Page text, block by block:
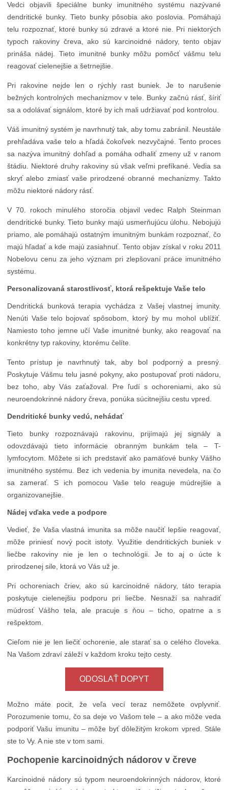
Vedci objavili špeciálne bunky imunitného systému nazývané
dendritické bunky. Tieto bunky pôsobia ako poslovia. Pomáhajú
telu rozpoznať, ktoré bunky sú zdravé a ktoré nie. Pri niektorých
typoch rakoviny čreva, ako sú karcinoidné nádory, tento objav
prináša nádej. Tieto imunitné bunky môžu pomôcť vášmu telu
reagovať cielenejšie a šetrnejšie.
Pri rakovine nejde len o rýchly rast buniek. Je to narušenie
bežných kontrolných mechanizmov v tele. Bunky začnú rásť, šíriť
sa a odolávať signálom, ktoré by ich mali udržiavať pod kontrolou.
Váš imunitný systém je navrhnutý tak, aby tomu zabránil. Neustále
prehľadáva vaše telo a hľadá čokoľvek nezvyčajné. Tento proces
sa nazýva imunitný dohľad a pomáha odhaliť zmeny už v ranom
štádiu. Niektoré druhy rakoviny sú však veľmi prefíkané. Vedia sa
skryť alebo zmiasť vaše prirodzené obranné mechanizmy. Takto
môžu niektoré nádory rásť.
V 70. rokoch minulého storočia objavil vedec Ralph Steinman
dendritické bunky. Tieto bunky majú usmerňujúcu úlohu. Nebojujú
priamo, ale pomáhajú ostatným imunitným bunkám rozpoznať, čo
majú hľadať a kde majú zasiahnuť. Tento objav získal v roku 2011
Nobelovu cenu za jeho význam pri zlepšovaní práce imunitného
systému.
Personalizovaná starostlivosť, ktorá rešpektuje Vaše telo
Dendritická bunková terapia vychádza z Vašej vlastnej imunity.
Nenúti Vaše telo bojovať spôsobom, ktorý by mu mohol ublížiť.
Namiesto toho jemne učí Vaše imunitné bunky, ako reagovať na
konkrétny typ rakoviny, ktorému čelíte.
Tento prístup je navrhnutý tak, aby bol podporný a presný.
Poskytuje Vášmu telu jasné pokyny, ako postupovať proti nádoru,
bez toho, aby Vás zaťažoval. Pre ľudí s ochoreniami, ako sú
neuroendokrinné nádory čreva, ponúka súcitnejšiu cestu vpred.
Dendritické bunky vedú, nehádať
Tieto bunky rozpoznávajú rakovinu, prijímajú jej signály a
odovzdávajú tieto informácie obranným bunkám tela – T-
lymfocytom. Môžete si ich predstaviť ako pamäťové bunky Vášho
imunitného systému. Bez ich vedenia by imunita nevedela, na čo
sa zamerať. S ich pomocou Vaše telo reaguje múdrejšie a
organizovanejšie.
Nádej vďaka vede a podpore
Vedieť, že Vaša vlastná imunita sa môže naučiť lepšie reagovať,
môže priniesť nový pocit istoty. Využitie dendritických buniek v
liečbe rakoviny nie je len o technológii. Je to aj o úcte k
prirodzenej sile, ktorá vo Vás už je.
Pri ochoreniach čriev, ako sú karcinoidné nádory, táto terapia
poskytuje cielenejšiu podporu pri liečbe. Nesnaží sa nahradiť
múdrosť Vášho tela, ale pracuje s ňou – ticho, opatrne a s
rešpektom.
Cieľom nie je len liečiť ochorenie, ale starať sa o celého človeka.
Na Vašom zdraví záleží v každom kroku tejto cesty.
ODOSLAŤ DOPYT
Možno máte pocit, že veľa vecí teraz nemôžete ovplyvniť.
Porozumenie tomu, čo sa deje vo Vašom tele – a ako môže veda
podporiť Vašu imunitu – môže byť dôležitým krokom vpred. Stále
ste to Vy. A nie ste v tom sami.
Pochopenie karcinoidných nádorov v čreve
Karcinoidné nádory sú typom neuroendokrinných nádorov, ktoré